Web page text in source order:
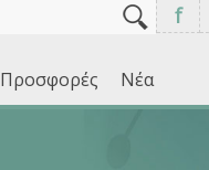
f
Φόρμα
Προσφορές Νέα